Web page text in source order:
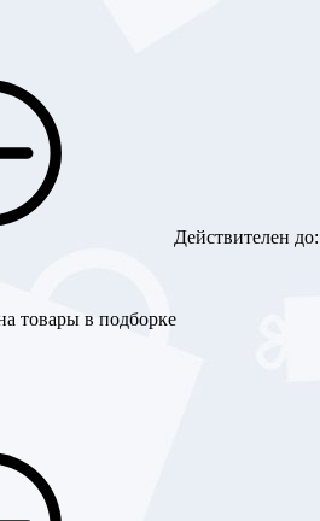
Действителен до:
товары в подборке